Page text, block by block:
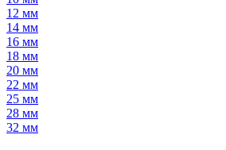
12 мм
14 мм
16 мм
18 мм
20 мм
22 мм
25 мм
28 мм
32 мм